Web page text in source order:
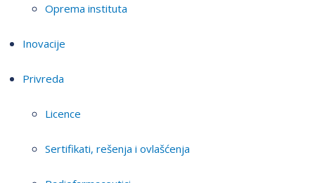
Oprema instituta
Inovacije
Privreda
Licence
Sertifikati, rešenja i ovlašćenja